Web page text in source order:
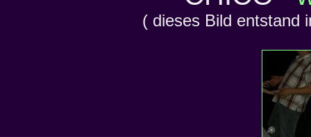
( dieses Bild entstand